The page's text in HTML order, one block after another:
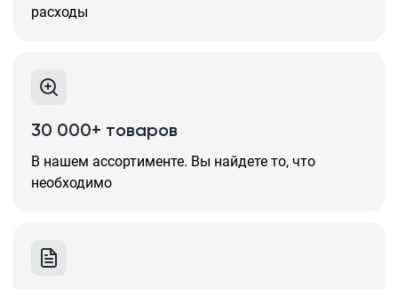
расходы
30 000+ товаров
В нашем ассортименте. Вы найдете то, что
необходимо